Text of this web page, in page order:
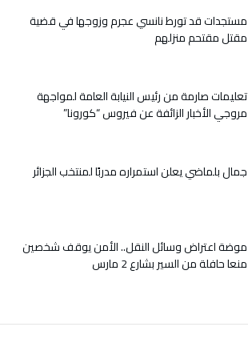
مغلقة
مستجدات قد تورط نانسي عجرم وزوجها في قضية
مقتل مقتحم منزلهم
تعليمات صارمة من رئيس النيابة العامة لمواجهة
مروجي الأخبار الزائفة عن فيروس “كورونا”
جمال بلماضي يعلن استمراره مدربًا لمنتخب الجزائر
موضة اعتراض وسائل النقل.. الأمن يوقف شخصين
منعا حافلة من السير بشارع 2 مارس